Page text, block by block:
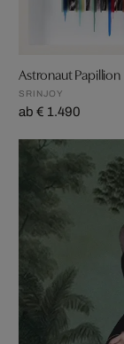
Astronaut Papillion
SRINJOY
ab € 1.490